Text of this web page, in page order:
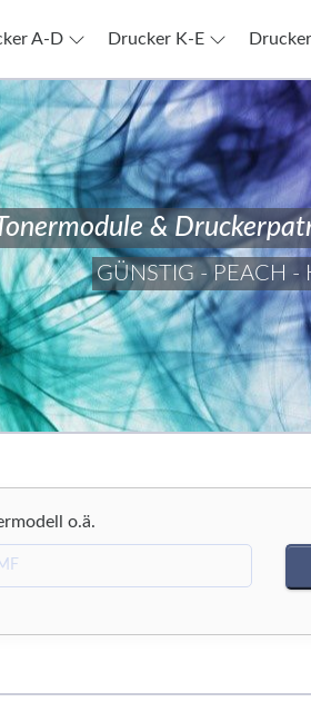
A-D Drucker K-E
&
GÜNSTIG - PEACH -
o.ä.